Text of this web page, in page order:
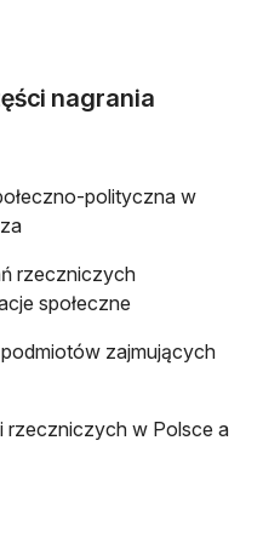
nagrania
polityczna w
rzeczniczych
społeczne
zajmujących
rzeczniczych w Polsce a